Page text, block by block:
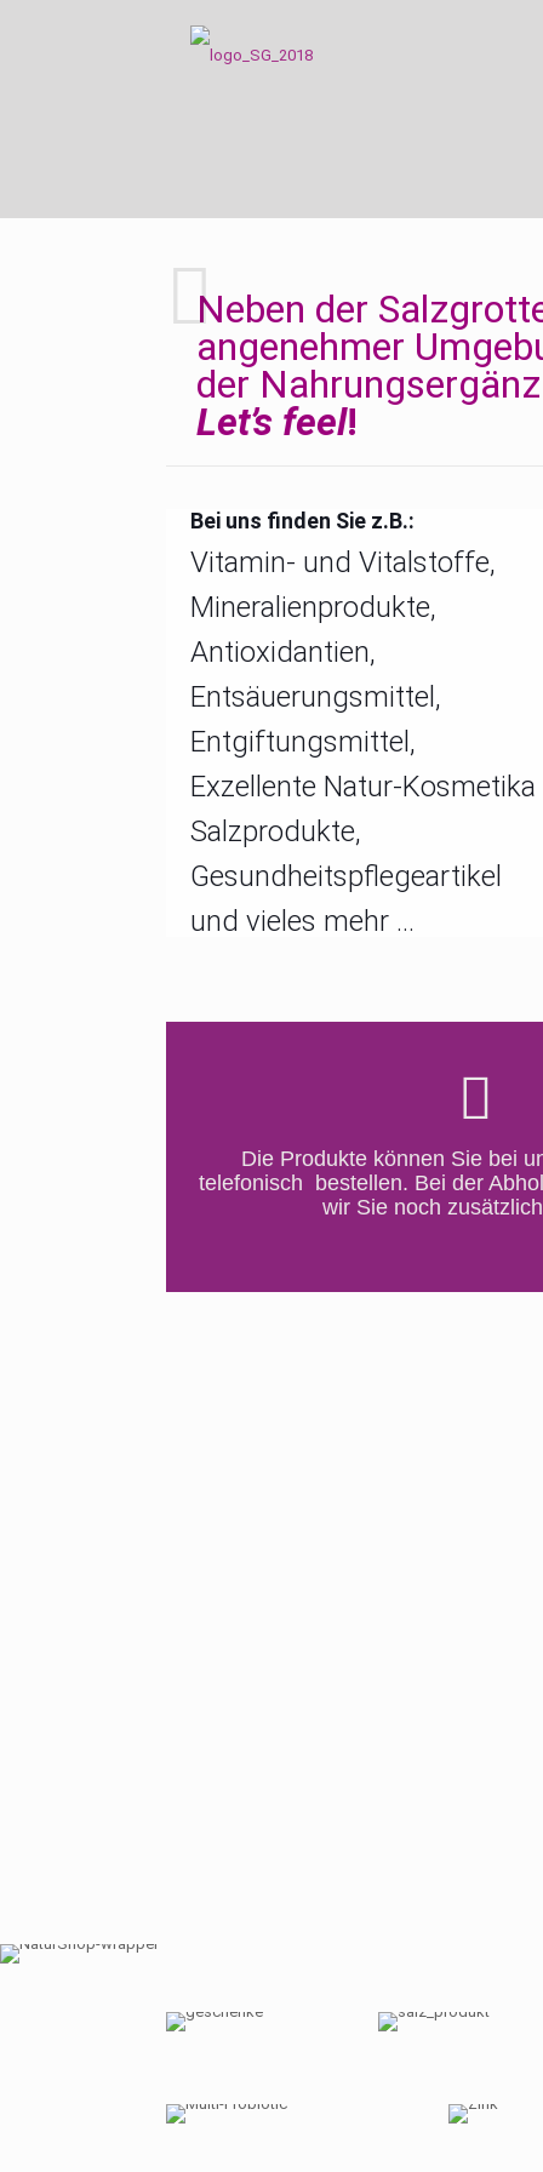
Neben der
angenehmer
der
Let’s feel!
Bei uns finden Sie z.B.:
Vitamin- und Vitalstoffe,
Mineralienprodukte,
Antioxidantien,
Entsäuerungsmittel,
Entgiftungsmittel,
Exzellente Natur-Kosmetika
Salzprodukte,
Gesundheitspflegeartikel
und vieles mehr …
Die Produkte können Sie bei
telefonisch bestellen. Bei der
wir Sie noch